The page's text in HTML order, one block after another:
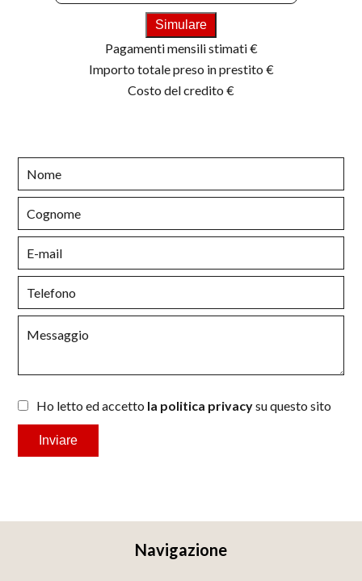
Simulare
Pagamenti mensili stimati€
Importo totale preso in prestito €
Costo del credito €
Ho letto ed accetto la politica privacysu questo sito
Inviare
Navigazione